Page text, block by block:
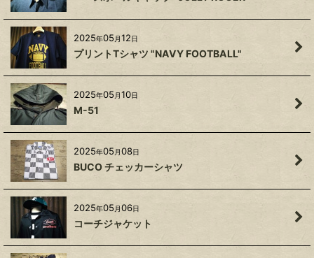
2025年05 月12日
プリントTシャツ "NAVY FOOTBALL"
2025年05 月10日
M-51
2025年05 月08日
BUCO チェッカーシャツ
2025年05 月06日
コーチジャケット